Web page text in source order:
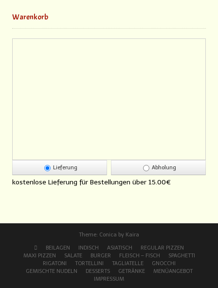
Warenkorb
Lieferung Abholung
kostenlose Lieferung für Bestellungen über 15.00€
Theme: Conica by Kaira
BEILAGEN INDISCH ASIATISCH
REGULAR PIZZEN
MAXI PIZZEN
SALATE BURGER FLEISCH – FISCH
SPAGHETTI
RIGATONI
TORTELLINI TAGLIATELLE
GNOCCHI
GEMISCHTE NUDELN
DESSERTS GETRÄNKE
MENÜANGEBOT
IMPRESSUM